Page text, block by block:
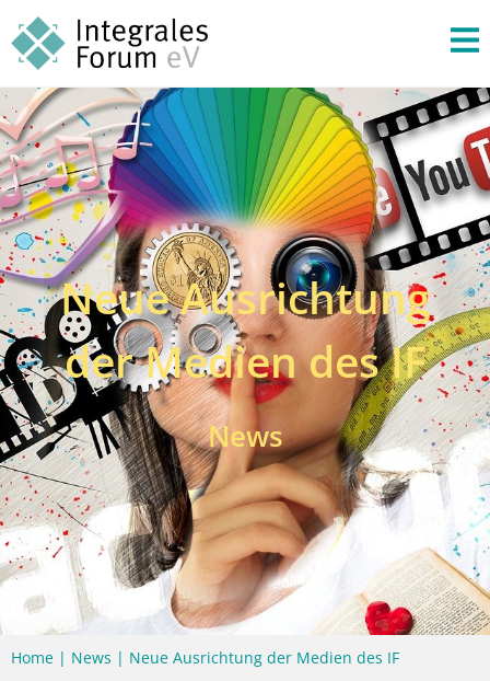
Neue Ausrichtung
der Medien des IF
News
Home | News | Neue Ausrichtung der Medien des IF